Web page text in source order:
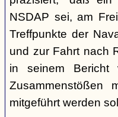
NSDAP sei, am
Treffpunkte der
und zur Fahrt nach
in seinem Bericht
mitgeführt werden